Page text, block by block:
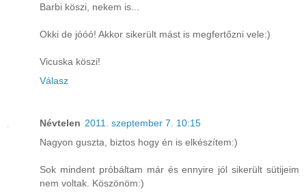
Barbi köszi, nekem is...
Okki de jóóó! Akkor sikerült mást is megfertőzni vele:)
Vicuska köszi!
Válasz
Névtelen 2011. szeptember 7. 10:15
Nagyon guszta, biztos hogy én is elkészítem:)
Sok mindent próbáltam már és ennyire jól sikerült sütijeim
nem voltak. Köszönöm:)